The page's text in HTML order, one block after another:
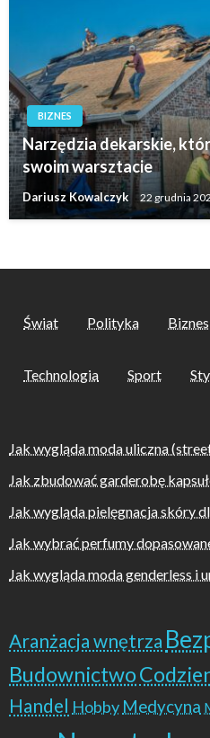
BIZNES
Narzędzia dekarskie,
swoim warsztacie
Dariusz Kowalczyk 22 grudnia
Świat Polityka Biznes
Technologia Sport
Jak wygląda moda uliczna
Jak zbudować garderobę
Jak wygląda pielęgnacja skóry
Jak wybrać perfumy
Jak wygląda moda genderless i
Aranżacja wnętrza
Budownictwo
Handel Hobby Medycyna